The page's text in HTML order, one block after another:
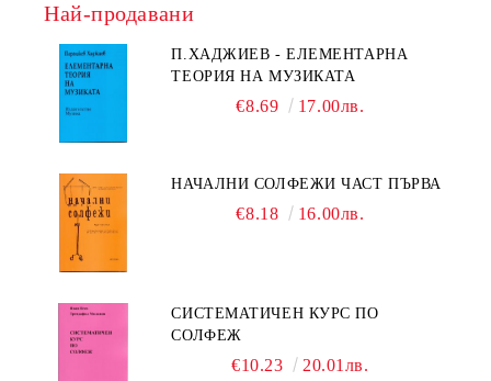
Най-продавани
П.ХАДЖИЕВ - ЕЛЕМЕНТАРНА
ТЕОРИЯ НА МУЗИКАТА
€8.69 17.00лв.
НАЧАЛНИ СОЛФЕЖИ ЧАСТ ПЪРВА
€8.18 16.00лв.
СИСТЕМАТИЧЕН КУРС ПО
СОЛФЕЖ
€10.23 20.01лв.